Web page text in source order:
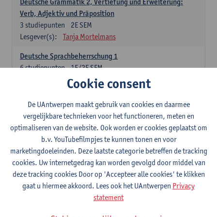
Verb, Adjektiv und Präposition
2E SEM
3 studiepunten
Lesgever(s):
Tanja Mortelmans
Deutsche Sprachbeherrschung 1
1E/2E SEM
6studiepunten
Tanja Mortelmans Alex Haider
Raum
1E/2E SEM
6 studiepunten
Lesgever(s):
Carola Strobl Alex Haider
Engels: verplichte opleidingsonderdelen
Advanced English Grammar for English Language
Professionals
1E/2E SEM
Lesgever(s):
Jim Ureel
Cookie consent
De UAntwerpen maakt gebruik van cookies en daarmee
vergelijkbare technieken voor het functioneren, meten en
optimaliseren van de website. Ook worden er cookies geplaatst om
b.v. YouTubefilmpjes te kunnen tonen en voor
marketingdoeleinden. Deze laatste categorie betreffen de tracking
cookies. Uw internetgedrag kan worden gevolgd door middel van
deze tracking cookies Door op 'Accepteer alle cookies' te klikken
gaat u hiermee akkoord. Lees ook het UAntwerpen Privacy
statement